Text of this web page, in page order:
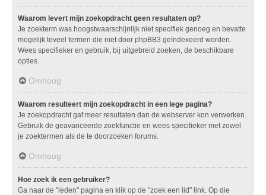
Waarom levert mijn zoekopdracht geen resultaten op?
Je zoekterm was hoogstwaarschijnlijk niet specifiek genoeg en bevatte
mogelijk teveel termen die niet door phpBB3 geïndexeerd worden.
Wees specifieker en gebruik, bij uitgebreid zoeken, de beschikbare
opties.
Omhoog
Waarom resulteert mijn zoekopdracht in een lege pagina?
Je zoekopdracht gaf meer resultaten dan de webserver kon verwerken.
Gebruik de geavanceerde zoekfunctie en wees specifieker met zowel
je zoektermen als de te doorzoeken forums.
Omhoog
Hoe zoek ik een gebruiker?
Ga naar de "leden" pagina en klik op de "zoek een lid" link. Op die